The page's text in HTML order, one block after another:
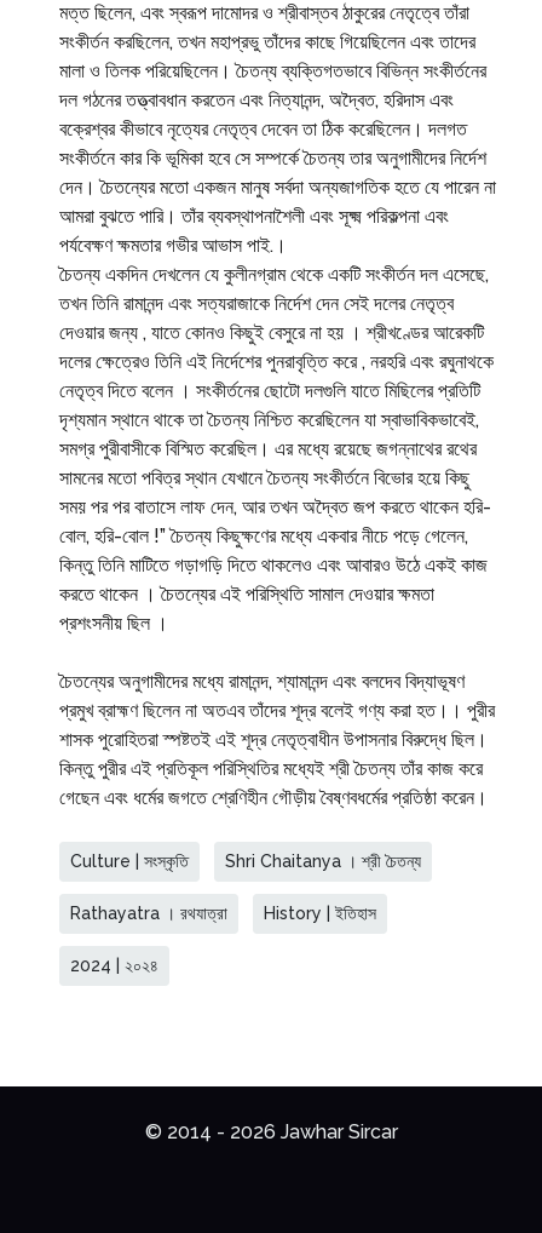
মত্ত ছিলেন, এবং স্বরূপ দামোদর ও শ্রীবাস্তব ঠাকুরের নেতৃত্বে তাঁরা
সংকীর্তন করছিলেন, তখন মহাপ্রভু তাঁদের কাছে গিয়েছিলেন এবং তাদের
মালা ও তিলক পরিয়েছিলেন। চৈতন্য ব্যক্তিগতভাবে বিভিন্ন সংকীর্তনের
দল গঠনের তত্ত্বাবধান করতেন এবং নিত্যানন্দ, অদ্বৈত, হরিদাস এবং
বক্রেশ্বর কীভাবে নৃত্যের নেতৃত্ব দেবেন তা ঠিক করেছিলেন। দলগত
সংকীর্তনে কার কি ভূমিকা হবে সে সম্পর্কে চৈতন্য তার অনুগামীদের নির্দেশ
দেন। চৈতন্যের মতো একজন মানুষ সর্বদা অন্যজাগতিক হতে যে পারেন না
আমরা বুঝতে পারি। তাঁর ব্যবস্থাপনাশৈলী এবং সূক্ষ্ম পরিকল্পনা এবং
পর্যবেক্ষণ ক্ষমতার গভীর আভাস পাই.।
চৈতন্য একদিন দেখলেন যে কুলীনগ্রাম থেকে একটি সংকীর্তন দল এসেছে,
তখন তিনি রামানন্দ এবং সত্যরাজাকে নির্দেশ দেন সেই দলের নেতৃত্ব
দেওয়ার জন্য , যাতে কোনও কিছুই বেসুরে না হয় । শ্রীখণ্ডের আরেকটি
দলের ক্ষেত্রেও তিনি এই নির্দেশের পুনরাবৃত্তি করে , নরহরি এবং রঘুনাথকে
নেতৃত্ব দিতে বলেন । সংকীর্তনের ছোটো দলগুলি যাতে মিছিলের প্রতিটি
দৃশ্যমান স্থানে থাকে তা চৈতন্য নিশ্চিত করেছিলেন যা স্বাভাবিকভাবেই,
সমগ্র পুরীবাসীকে বিস্মিত করেছিল। এর মধ্যে রয়েছে জগন্নাথের রথের
সামনের মতো পবিত্র স্থান যেখানে চৈতন্য সংকীর্তনে বিভোর হয়ে কিছু
সময় পর পর বাতাসে লাফ দেন, আর তখন অদ্বৈত জপ করতে থাকেন হরি-
বোল, হরি-বোল !” চৈতন্য কিছুক্ষণের মধ্যে একবার নীচে পড়ে গেলেন,
কিন্তু তিনি মাটিতে গড়াগড়ি দিতে থাকলেও এবং আবারও উঠে একই কাজ
করতে থাকেন । চৈতন্যের এই পরিস্থিতি সামাল দেওয়ার ক্ষমতা
প্রশংসনীয় ছিল ।
চৈতন্যের অনুগামীদের মধ্যে রামানন্দ, শ্যামানন্দ এবং বলদেব বিদ্যাভূষণ
প্রমুখ ব্রাহ্মণ ছিলেন না অতএব তাঁদের শূদ্র বলেই গণ্য করা হত।। পুরীর
শাসক পুরোহিতরা স্পষ্টতই এই শূদ্র নেতৃত্বাধীন উপাসনার বিরুদ্ধে ছিল।
কিন্তু পুরীর এই প্রতিকূল পরিস্থিতির মধ্যেই শ্রী চৈতন্য তাঁর কাজ করে
গেছেন এবং ধর্মের জগতে শ্রেণিহীন গৌড়ীয় বৈষ্ণবধর্মের প্রতিষ্ঠা করেন।
Culture | সংস্কৃতি Shri Chaitanya । শ্রী চৈতন্য
Rathayatra । রথযাত্রা History | ইতিহাস
2024 | ২০২৪
© 2014 - 2026 Jawhar Sircar